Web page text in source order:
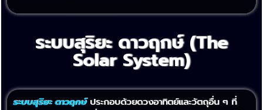
ระบบสุริยะ ดาวฤกษ์ (The
Solar System)
ระบบสุริยะ ดาวฤกษ์ประกอบด้วยดวงอาทิตย์และวัตถุอื่น ๆ ที่